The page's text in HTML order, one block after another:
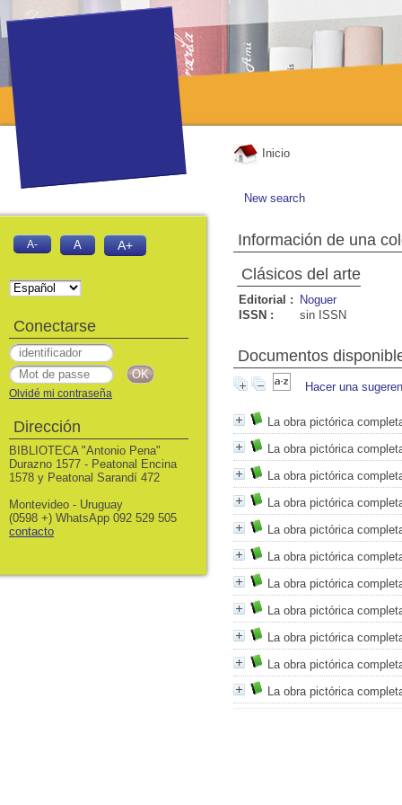
Inicio
New search
Información de una
Clásicos del arte
Editorial :
Noguer
ISSN :
sin ISSN
Documentos
Hacer una
La obra pictórica
La obra pictórica
La obra pictórica
La obra pictórica
La obra pictórica
La obra pictórica
La obra pictórica
La obra pictórica
La obra pictórica
La obra pictórica
La obra pictórica
A- A A+
Conectarse
Olvidé mi contraseña
Dirección
BIBLIOTECA "Antonio Pena"
Durazno 1577 - Peatonal Encina
1578 y Peatonal Sarandí 472
Montevideo - Uruguay
(0598 +) WhatsApp 092 529 505
contacto